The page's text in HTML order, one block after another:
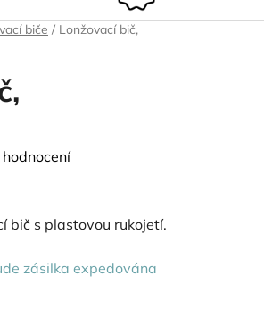
biče / Lonžovací bič,
bič s plastovou rukojetí.
zásilka expedována